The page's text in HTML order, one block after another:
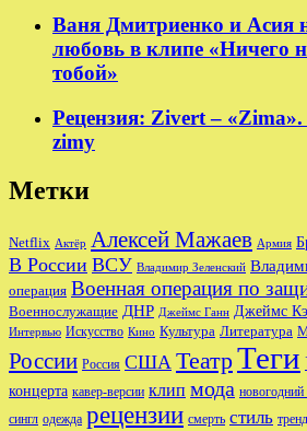
Ваня Дмитриенко и Асия
любовь в клипе «Ничего
тобой»
Рецензия: Zivert –
zimy
Метки
Netflix Актёр Алексей Мажаев Армия
В России ВСУ Владимир Зеленский
операция Военная операция по
Военнослужащие ДНР Джеймс Ганн Джеймс
Интервью Искусство Кино Культура Литература
России Россия США ТеатрТеги
концерта кавер-версии клип мода
сингл одежда рецензии смерть стиль